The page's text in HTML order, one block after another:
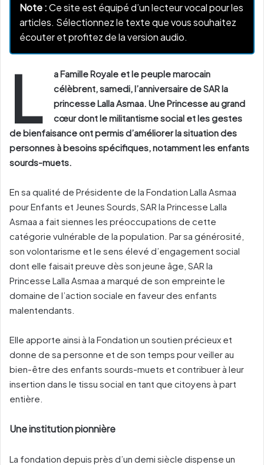
Note :Ce site est équipé d’un lecteur vocal pour les
articles. Sélectionnez le texte que vous souhaitez
écouter et profitez de la version audio.
L
a Famille Royale et le peuple marocain
célèbrent, samedi, l’anniversaire de SAR la
princesse Lalla Asmaa. Une Princesse au grand
cœur dont le militantisme social et les gestes
de bienfaisance ont permis d’améliorer la situation des
personnes à besoins spécifiques, notamment les enfants
sourds-muets.
En sa qualité de Présidente de la Fondation Lalla Asmaa
pour Enfants et Jeunes Sourds, SAR la Princesse Lalla
Asmaa a fait siennes les préoccupations de cette
catégorie vulnérable de la population. Par sa générosité,
son volontarisme et le sens élevé d’engagement social
dont elle faisait preuve dès son jeune âge, SAR la
Princesse Lalla Asmaa a marqué de son empreinte le
domaine de l’action sociale en faveur des enfants
malentendants.
Elle apporte ainsi à la Fondation un soutien précieux et
donne de sa personne et de son temps pour veiller au
bien-être des enfants sourds-muets et contribuer à leur
insertion dans le tissu social en tant que citoyens à part
entière.
Une institution pionnière
La fondation depuis près d’un demi siècle dispense un